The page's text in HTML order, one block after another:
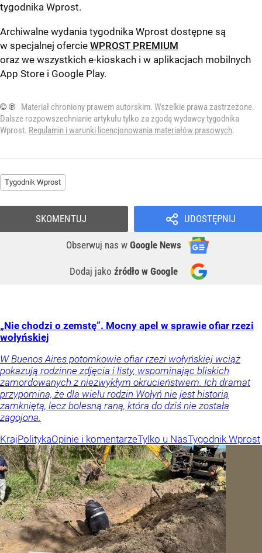
tygodnika Wprost.
Archiwalne wydania tygodnika Wprost dostępne są
w specjalnej ofercie WPROST PREMIUM
oraz we wszystkich e-kioskach i w aplikacjach mobilnych
App Store i Google Play.
© ℗
Materiał chroniony prawem autorskim. Wszelkie prawa zastrzeżone.
Dalsze rozpowszechnianie artykułu tylko za zgodą wydawcy tygodnika
Wprost. Regulamin i warunki licencjonowania materiałów prasowych.
Tygodnik Wprost
UDOSTĘPNIJ
Obserwuj nas w Google News
Dodaj jako źródło w Google
SKOMENTUJ
„Nie chodzi o zemstę”. Mocny apel w sprawie ofiar rzezi
wołyńskiej
W Buenos Aires potomkowie ofiar rzezi wołyńskiej wciąż
pokazują rodzinne zdjęcia i listy, wspominając bliskich
zamordowanych z niezwykłym okrucieństwem. Ich dramat
przypomina, że dla wielu rodzin Wołyń nie jest historią
zamkniętą, lecz bolesną raną, która do dziś nie została
zagojona.
KrajPolitykaOpinie i komentarzeTylko u NasTygodnik Wprost